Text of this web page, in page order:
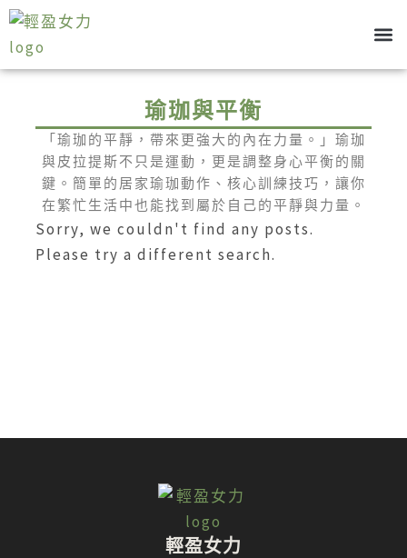
跳
至
瑜珈與平衡
「瑜珈的平靜，帶來更強大的內在力量。」瑜珈
與皮拉提斯不只是運動，更是調整身心平衡的關
鍵。簡單的居家瑜珈動作、核心訓練技巧，讓你
在繁忙生活中也能找到屬於自己的平靜與力量。
Sorry, we couldn't find any posts.
Please try a different search.
輕盈女力